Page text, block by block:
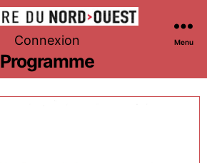
Théâtre
du
Nord-
Ouest
Connexion Menu
Programme